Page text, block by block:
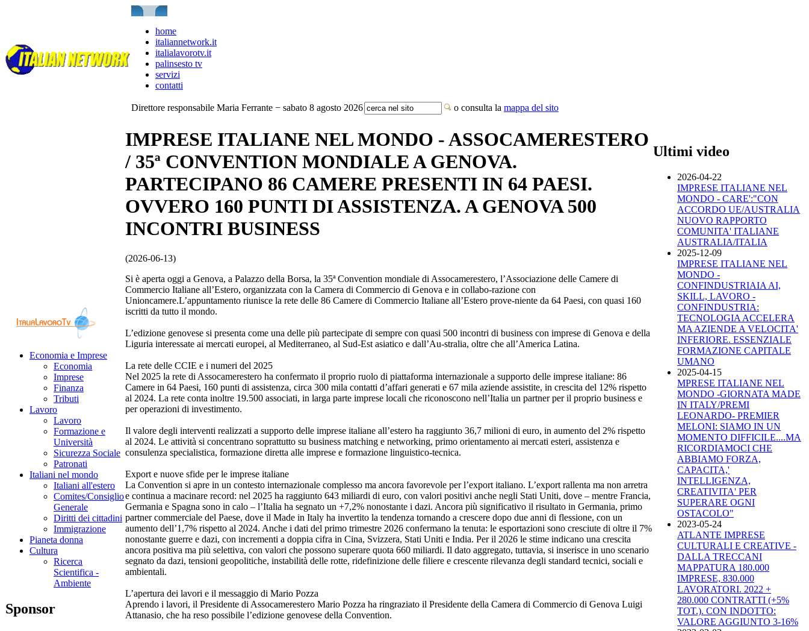
home
italiannetwork.it
italialavorotv.it
palinsesto tv
servizi
contatti
Direttore responsabile Maria Ferrante − sabato 8 agosto 2026 o consulta la mappa del sito
Economia e Imprese
Economia
Imprese
Finanza
Tributi
Lavoro
Lavoro
Formazione e
Università
Sicurezza Sociale
Patronati
Italiani nel mondo
Italiani all'estero
Comites/Consiglio
Generale
Diritti dei cittadini
Immigrazione
Pianeta donna
Cultura
Ricerca
Scientifica -
Ambiente
Sponsor
IMPRESE ITALIANE NEL MONDO - ASSOCAMERESTERO
/ 35ª CONVENTION MONDIALE A GENOVA.
PARTECIPANO 86 CAMERE PRESENTI IN 64 PAESI.
OVVERO 160 PUNTI DI ASSISTENZA. A GENOVA 500
INCONTRI BUSINESS
(2026-06-13)
Si è aperta oggi a Genova, a Palazzo della Borsa, la 35ª Convention mondiale di Assocamerestero, l’Associazione delle Camere di
Commercio Italiane all’Estero, organizzata con la Camera di Commercio di Genova e in collabo-razione con
Unioncamere.L’appuntamento riunisce la rete delle 86 Camere di Commercio Italiane all’Estero prove-niente da 64 Paesi, con quasi 160
iscritti da tutto il mondo.
L’edizione genovese si presenta come una delle più partecipate di sempre con quasi 500 incontri di business con imprese di Genova e della
Liguria interessate ai mercati europei, al Mediterraneo, al Sud-Est asiatico e dall’Au-stralia, oltre che all’America Latina.
La rete delle CCIE e i numeri del 2025
Nel 2025 la rete di Assocamerestero ha confermato il proprio ruolo di piattaforma internazionale a supporto delle imprese italiane: 86
Camere in 64 Paesi, 160 punti di assistenza, circa 300 mila contatti d’affari generati e 67 mila aziende assistite, in crescita del 12% rispetto
al 2024. La rete conta inoltre 19.500 associati, in larga parte imprese locali che riconoscono nell’Italia un partner per il proprio business e
per operazioni di investimento.
Il valore degli interventi realizzati a supporto delle imprese italiane all’estero ha raggiunto 36,7 milioni di euro, in aumento del 2% rispetto
al 2024. Le attività si concentrano soprattutto su business matching e networking, primo orientamento ai mercati esteri, assistenza e
consulenza specialistica, formazione diretta alle imprese e formazione linguistico-tecnica.
Export e nuove sfide per le imprese italiane
La Convention si apre in un contesto internazionale complesso ma ancora favorevole per l’export italiano. L’export rallenta ma non arretra
e continua a macinare record: nel 2025 ha raggiunto 643 miliardi di euro, con valori positivi anche negli Stati Uniti, dove – mentre Francia,
Germania e Spagna sono in calo – l’Italia ha segnato un +7,2% nonostante i dazi. Ancora più significativo il risultato in Germania, primo
partner commerciale del Paese, dove il Made in Italy ha invertito la tendenza tornando a crescere dopo due anni di flessione, con un
aumento dell’1,7% rispetto al 2024. Anche i dati del primo trimestre 2026 confermano la tenuta: le esportazioni sono cresciute di oltre il 7%
nonostante guerre e dazi, con incrementi a doppia cifra in Cina, Svizzera, Stati Uniti e India. Per il 2026 le stime indicano una crescita
ancora positiva ma più selettiva, con valori che possono superare quota 660 miliardi. Il dato aggregato, tuttavia, si inserisce in uno scenario
segnato da dazi, tensioni geopolitiche, instabilità delle rotte, ridefinizione delle filiere e crescente rilevanza degli standard tecnici, sociali e
ambientali.
L’apertura dei lavori e il messaggio di Mario Pozza
Aprendo i lavori, il Presidente di Assocamerestero Mario Pozza ha ringraziato il Presidente della Camera di Commercio di Genova Luigi
Attanasio, che ha reso possibile l’edizione genovese della Convention.
Ultimi video
2026-04-22
IMPRESE ITALIANE NEL
MONDO - CARE':"CON
ACCORDO UE/AUSTRALIA
NUOVO RAPPORTO
COMUNITA' ITALIANE
AUSTRALIA/ITALIA
2025-12-09
IMPRESE ITALIANE NEL
MONDO -
CONFINDUSTRIAIA AI,
SKILL, LAVORO -
CONFINDUSTRIA:
TECNOLOGIA ACCELERA
MA AZIENDE A VELOCITA'
INFERIORE. ESSENZIALE
FORMAZIONE CAPITALE
UMANO
2025-04-15
MPRESE ITALIANE NEL
MONDO -GIORNATA MADE
IN ITALY/PREMI
LEONARDO- PREMIER
MELONI: SIAMO IN UN
MOMENTO DIFFICILE....MA
RICORDIAMOCI CHE
ABBIAMO FORZA,
CAPACITA,'
INTELLIGENZA,
CREATIVITA' PER
SUPERARE OGNI
OSTACOLO"
2023-05-24
ATLANTE IMPRESE
CULTURALI E CREATIVE -
DALLA TRECCANI
MAPPATURA 180.000
IMPRESE, 830.000
LAVORATORI. 2022 +
280.000 CONTRATTI (+5%
TOT.). CON INDOTTO:
VALORE AGGIUNTO 3-16%